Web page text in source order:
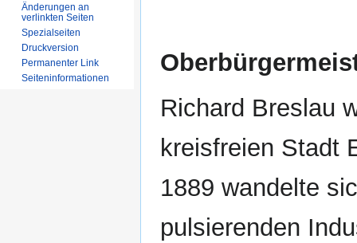
Richard Breslau
kreisfreien Stadt
1889 wandelte
pulsierenden
Änderungen an
verlinkten Seiten
Spezialseiten
Druckversion
Permanenter Link
Seiten­informationen